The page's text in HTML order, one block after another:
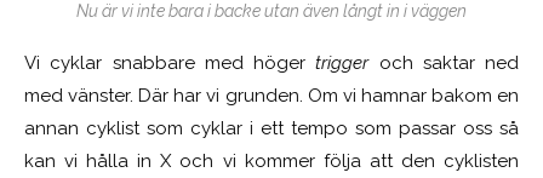
Nu är vi inte bara i backe utan även långt in i väggen
Vi cyklar snabbare med högertriggeroch saktar ned
med vänster. Där har vi grunden. Om vi hamnar bakom en
annan cyklist som cyklar i ett tempo som passar oss så
kan vi hålla in X och vi kommer följa att den cyklisten